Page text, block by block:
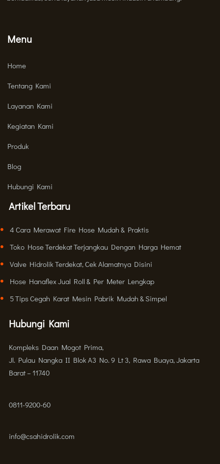
Menu
Home
Tentang Kami
Layanan Kami
Kegiatan Kami
Produk
Blog
Hubungi Kami
Artikel Terbaru
4 Cara Merawat Fire Hose Mudah & Praktis
Toko Hose Terdekat Terjangkau Dengan Harga Hemat
Valve Hidrolik Terdekat, Cek Alamatnya Disini
Hose Hanaflex Jual Roll & Per Meter Lengkap
5 Tips Cegah Karat Mesin Pabrik Mudah & Simpel
Hubungi Kami
Kompleks Daan Mogot Prima,
Jl. Pulau Nangka II Blok A3 No. 9 Lt 3, Rawa Buaya, Jakarta
Barat – 11740
0811-9200-60
info@csahidrolik.com